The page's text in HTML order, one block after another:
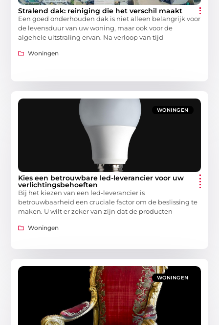
Stralend dak: reiniging die het verschil maakt
Een goed onderhouden dak is niet alleen belangrijk voor
de levensduur van uw woning, maar ook voor de
algehele uitstraling ervan. Na verloop van tijd
Woningen
WONINGEN
Kies een betrouwbare led-leverancier voor uw
verlichtingsbehoeften
Bij het kiezen van een led-leverancier is
betrouwbaarheid een cruciale factor om de beslissing te
maken. U wilt er zeker van zijn dat de producten
Woningen
WONINGEN